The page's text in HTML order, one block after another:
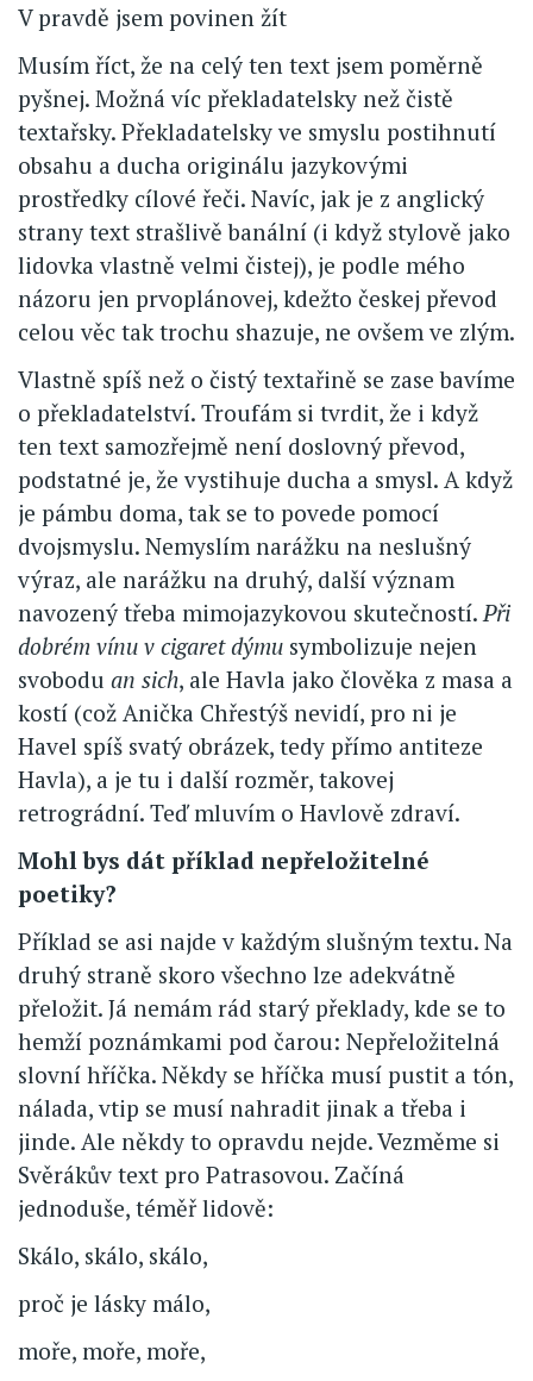
V pravdě jsem povinen žít
Musím říct, že na celý ten text jsem poměrně
pyšnej. Možná víc překladatelsky než čistě
textařsky. Překladatelsky ve smyslu postihnutí
obsahu a ducha originálu jazykovými
prostředky cílové řeči. Navíc, jak je z anglický
strany text strašlivě banální (i když stylově jako
lidovka vlastně velmi čistej), je podle mého
názoru jen prvoplánovej, kdežto českej převod
celou věc tak trochu shazuje, ne ovšem ve zlým.
Vlastně spíš než o čistý textařině se zase bavíme
o překladatelství. Troufám si tvrdit, že i když
ten text samozřejmě není doslovný převod,
podstatné je, že vystihuje ducha a smysl. A když
je pámbu doma, tak se to povede pomocí
dvojsmyslu. Nemyslím narážku na neslušný
výraz, ale narážku na druhý, další význam
navozený třeba mimojazykovou skutečností. Při
dobrém vínu v cigaret dýmu symbolizuje nejen
svobodu an sich, ale Havla jako člověka z masa a
kostí (což Anička Chřestýš nevidí, pro ni je
Havel spíš svatý obrázek, tedy přímo antiteze
Havla), a je tu i další rozměr, takovej
retrográdní. Teď mluvím o Havlově zdraví.
Mohl bys dát příklad nepřeložitelné
poetiky?
Příklad se asi najde v každým slušným textu. Na
druhý straně skoro všechno lze adekvátně
přeložit. Já nemám rád starý překlady, kde se to
hemží poznámkami pod čarou: Nepřeložitelná
slovní hříčka. Někdy se hříčka musí pustit a tón,
nálada, vtip se musí nahradit jinak a třeba i
jinde. Ale někdy to opravdu nejde. Vezměme si
Svěrákův text pro Patrasovou. Začíná
jednoduše, téměř lidově:
Skálo, skálo, skálo,
proč je lásky málo,
moře, moře, moře,